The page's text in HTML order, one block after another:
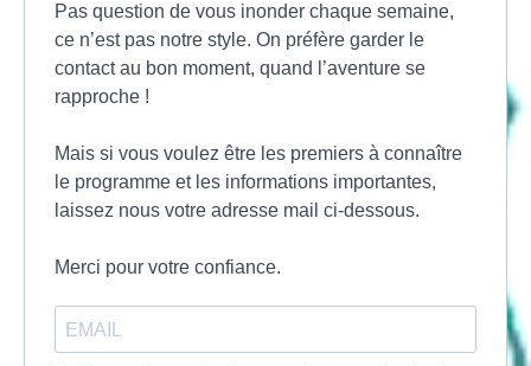
Pas question de vous inonder chaque semaine,
ce n’est pas notre style. On préfère garder le
contact au bon moment, quand l’aventure se
rapproche !
Mais si vous voulez être les premiers à connaître
le programme et les informations importantes,
laissez nous votre adresse mail ci-dessous.
Merci pour votre confiance.